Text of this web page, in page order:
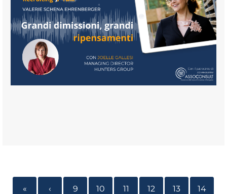
« ‹ 9 10 11 12 13 14